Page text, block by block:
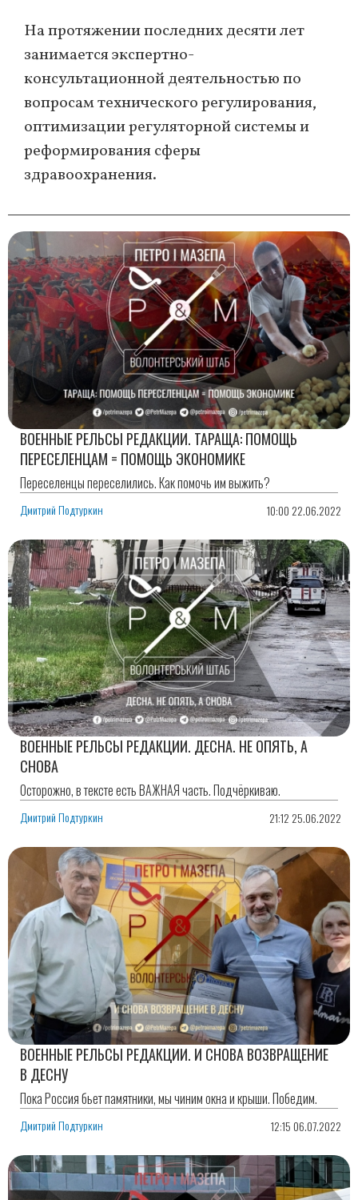
На протяжении последних десяти лет
занимается экспертно-
консультационной деятельностью по
вопросам технического регулирования,
оптимизации регуляторной системы и
реформирования сферы
здравоохранения.
ВОЕННЫЕ РЕЛЬСЫ РЕДАКЦИИ. ТАРАЩА: ПОМОЩЬ
ПЕРЕСЕЛЕНЦАМ = ПОМОЩЬ ЭКОНОМИКЕ
Переселенцы переселились. Как помочь им выжить?
Дмитрий Подтуркин 10:00 22.06.2022
ВОЕННЫЕ РЕЛЬСЫ РЕДАКЦИИ. ДЕСНА. НЕ ОПЯТЬ, А
СНОВА
Осторожно, в тексте есть ВАЖНАЯ часть. Подчёркиваю.
Дмитрий Подтуркин 21:12 25.06.2022
ВОЕННЫЕ РЕЛЬСЫ РЕДАКЦИИ. И СНОВА ВОЗВРАЩЕНИЕ
В ДЕСНУ
Пока Россия бьет памятники, мы чиним окна и крыши. Победим.
Дмитрий Подтуркин 12:15 06.07.2022